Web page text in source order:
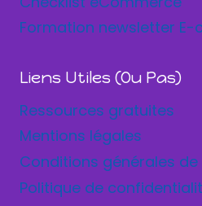
Formation newsletter
Liens Utiles (ou Pas)
Ressources gratuites
Mentions légales
Conditions générales
Politique de